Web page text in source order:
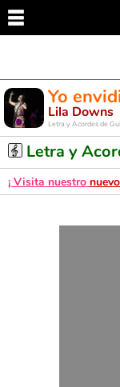
Yo
Lila Downs
Letra y Acordes de
Letra y
¡ Visita nuestro nuevo